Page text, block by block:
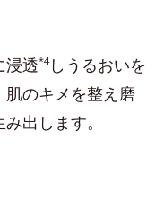
浸透*4しうるおいを
肌のキメを整え磨
み出します。